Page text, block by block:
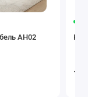
АН02
10